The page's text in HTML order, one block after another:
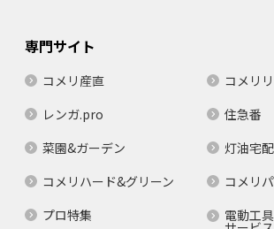
専門サイト
コメリ産直
コメリ
レンガ.pro
住急番
菜園&ガーデン
灯油宅配
コメリハード&グリーン
コメリ
プロ特集
電動工